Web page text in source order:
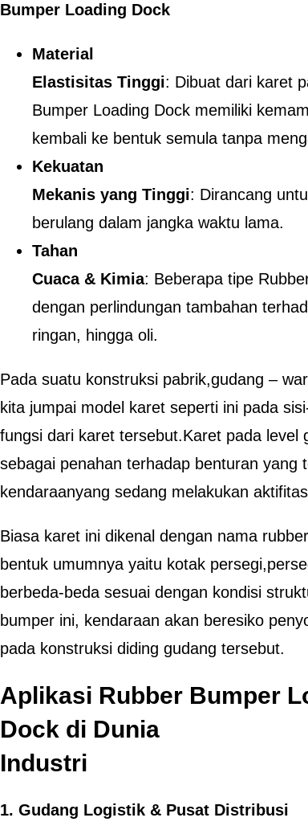
Bumper Loading Dock
Material
Elastisitas Tinggi: Dibuat dari karet
Bumper Loading Dock memiliki
kembali ke bentuk semula tanpa
Kekuatan
Mekanis yang Tinggi: Dirancang
berulang dalam jangka waktu lama.
Tahan
Cuaca & Kimia: Beberapa tipe
dengan perlindungan tambahan
ringan, hingga oli.
Pada suatu konstruksi pabrik,gudang –
kita jumpai model karet seperti ini pada
fungsi dari karet tersebut.Karet pada level
sebagai penahan terhadap benturan yang
kendaraanyang sedang melakukan
Biasa karet ini dikenal dengan nama
bentuk umumnya yaitu kotak
berbeda-beda sesuai dengan kondisi
bumper ini, kendaraan akan beresiko
pada konstruksi diding gudang tersebut.
Aplikasi Rubber Bumper
Dock di Dunia
Industri
1. Gudang Logistik & Pusat Distribusi